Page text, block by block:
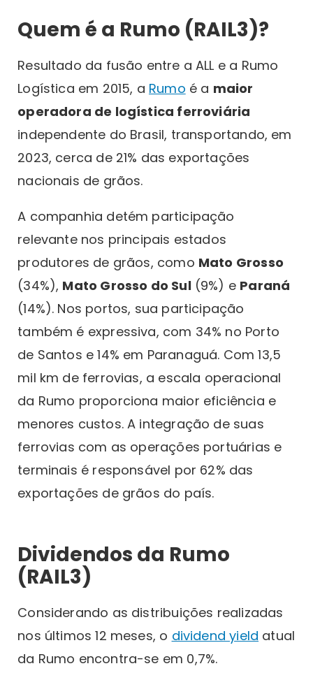
Quem é a Rumo (RAIL3)?
Resultado da fusão entre a ALL e a Rumo
Logística em 2015, a Rumo é a maior
operadora de logística ferroviária
independente do Brasil, transportando, em
2023, cerca de 21% das exportações
nacionais de grãos.
A companhia detém participação
relevante nos principais estados
produtores de grãos, como Mato Grosso
(34%), Mato Grosso do Sul(9%) e Paraná
(14%). Nos portos, sua participação
também é expressiva, com 34% no Porto
de Santos e 14% em Paranaguá. Com 13,5
mil km de ferrovias, a escala operacional
da Rumo proporciona maior eficiência e
menores custos. A integração de suas
ferrovias com as operações portuárias e
terminais é responsável por 62% das
exportações de grãos do país.
Dividendos da Rumo
(RAIL3)
Considerando as distribuições realizadas
nos últimos 12 meses, o dividend yield atual
da Rumo encontra-se em 0,7%.